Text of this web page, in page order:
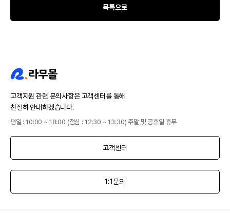
목록으로
고객지원 관련 문의사항은 고객센터를 통해
친절히 안내하겠습니다.
평일 : 10:00 ~ 18:00 (점심 : 12:30 ~ 13:30) 주말 및 공휴일 휴무
고객센터
1:1문의